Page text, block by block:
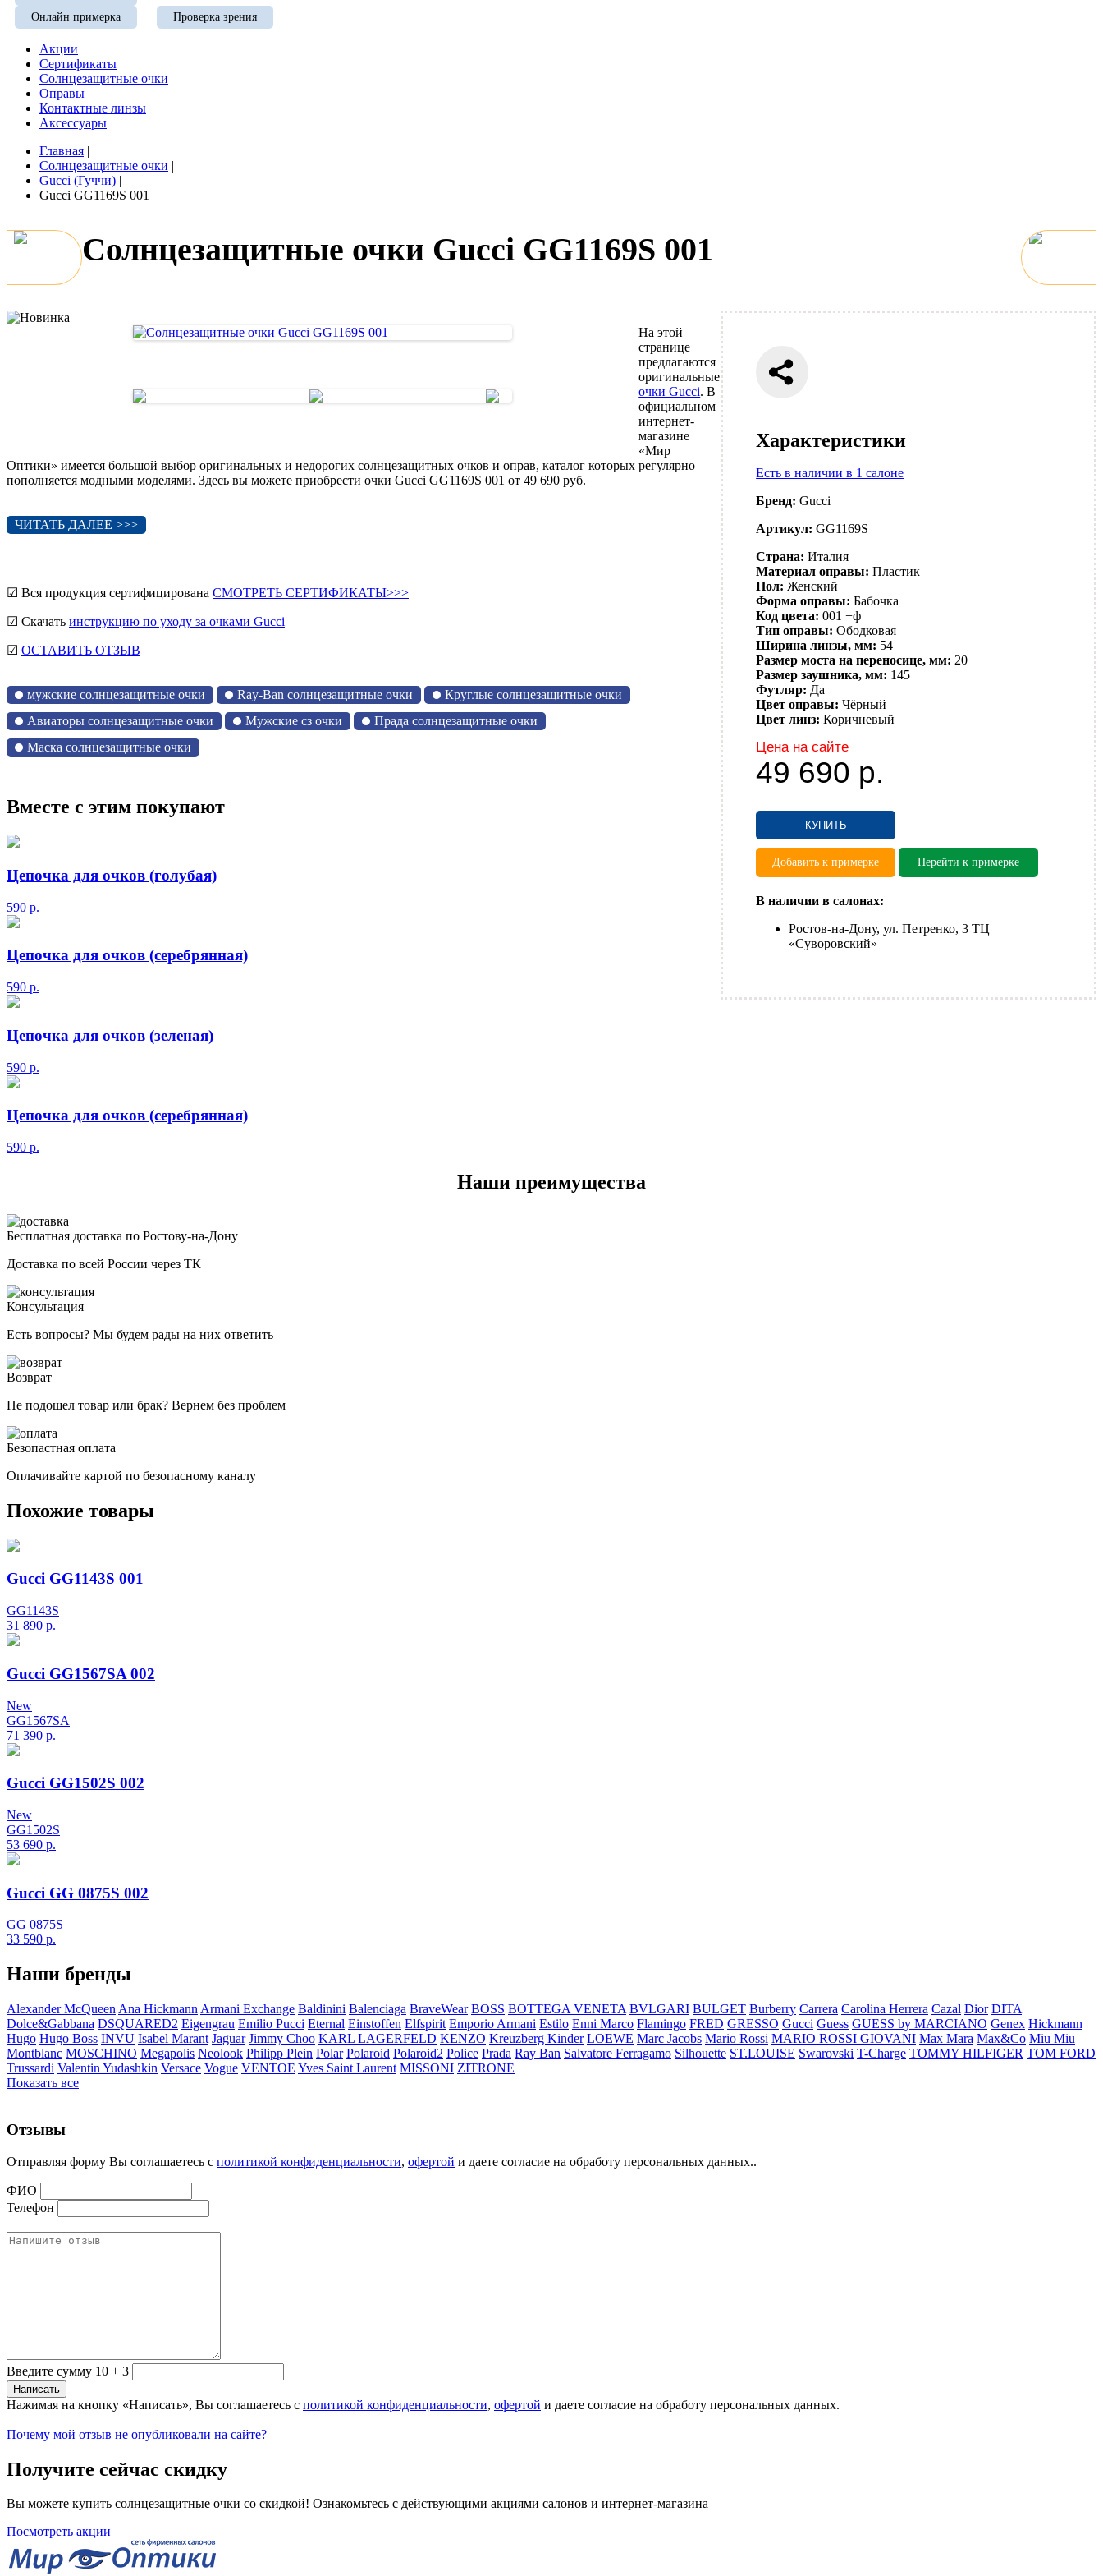
Онлайн примерка Проверка зрения
Акции
Сертификаты
Солнцезащитные очки
Оправы
Контактные линзы
Аксессуары
Главная |
Солнцезащитные очки |
Gucci (Гуччи) |
Gucci GG1169S 001
Солнцезащитные очки Gucci GG1169S 001
Характеристики
Есть в наличии в 1 салоне
Бренд:Gucci
Артикул: GG1169S
Страна: Италия
Материал оправы: Пластик
Пол: Женский
Форма оправы: Бабочка
Код цвета: 001 +ф
Тип оправы: Ободковая
Ширина линзы, мм: 54
Размер моста на переносице, мм: 20
Размер заушника, мм: 145
Футляр: Да
Цвет оправы: Чёрный
Цвет линз: Коричневый
Цена на сайте
49 690 р.
КУПИТЬ
Добавить к примерке Перейти к примерке
В наличии в салонах:
Ростов-на-Дону, ул. Петренко, 3 ТЦ
«Суворовский»
На этой
странице
предлагаются
оригинальные
очки Gucci. В
официальном
интернет-
магазине
«Мир
Оптики» имеется большой выбор оригинальных и недорогих солнцезащитных очков и оправ, каталог которых регулярно
пополняется модными моделями. Здесь вы можете приобрести очки Gucci GG1169S 001 от 49 690 руб.
ЧИТАТЬ ДАЛЕЕ >>>
☑ Вся продукция сертифицирована СМОТРЕТЬ СЕРТИФИКАТЫ>>>
☑ Скачать инструкцию по уходу за очками Gucci
☑ ОСТАВИТЬ ОТЗЫВ
мужские солнцезащитные очки Ray-Ban солнцезащитные очки
Круглые солнцезащитные очки
Авиаторы солнцезащитные очки
Мужские сз очки
Прада солнцезащитные очки
Маска солнцезащитные очки
Вместе с этим покупают
Цепочка для очков (голубая)
590 р.
Цепочка для очков (серебрянная)
590 р.
Цепочка для очков (зеленая)
590 р.
Цепочка для очков (серебрянная)
590 р.
Наши преимущества
Бесплатная доставка по Ростову-на-Дону
Доставка по всей России через ТК
Консультация
Есть вопросы? Мы будем рады на них ответить
Возврат
Не подошел товар или брак? Вернем без проблем
Безопастная оплата
Оплачивайте картой по безопасному каналу
Похожие товары
Gucci GG1143S 001
GG1143S
31 890 р.
Gucci GG1567SA 002
New
GG1567SA
71 390 р.
Gucci GG1502S 002
New
GG1502S
53 690 р.
Gucci GG 0875S 002
GG 0875S
33 590 р.
Наши бренды
Alexander McQueen Ana Hickmann Armani Exchange Baldinini Balenciaga BraveWear BOSS BOTTEGA VENETA BVLGARI BULGET Burberry Carrera Carolina Herrera Cazal Dior DITA
Dolce&Gabbana DSQUARED2 Eigengrau Emilio Pucci Eternal Einstoffen Elfspirit Emporio Armani Estilo Enni Marco Flamingo FRED GRESSO Gucci Guess GUESS by MARCIANO Genex Hickmann
Hugo Hugo Boss INVU Isabel Marant Jaguar Jimmy Choo KARL LAGERFELD KENZO Kreuzberg Kinder LOEWE Marc Jacobs Mario Rossi MARIO ROSSI GIOVANI Max Mara Max&Co Miu Miu
Montblanc MOSCHINO Megapolis Neolook Philipp Plein Polar Polaroid Polaroid2 Police Prada Ray Ban Salvatore Ferragamo Silhouette ST.LOUISE Swarovski T-Charge TOMMY HILFIGER TOM FORD
Trussardi Valentin Yudashkin Versace Vogue VENTOE Yves Saint Laurent MISSONI ZITRONE
Показать все
Отзывы
Отправляя форму Вы соглашаетесь с политикой конфиденциальности, офертой и даете согласие на обработу персональных данных..
ФИО
Телефон
Введите сумму 10 + 3
Нажимая на кнопку «Написать», Вы соглашаетесь с политикой конфиденциальности, офертой и даете согласие на обработу персональных данных.
Почему мой отзыв не опубликовали на сайте?
Получите сейчас скидку
Вы можете купить солнцезащитные очки со скидкой! Ознакомьтесь с действующими акциями салонов и интернет-магазина
Посмотреть акции